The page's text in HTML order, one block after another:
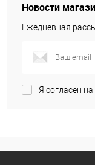
Новости
Ежедневная
Я согласен на